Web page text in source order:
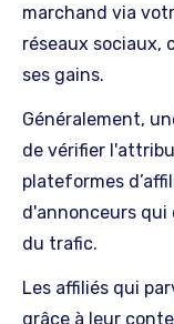
marchand via
réseaux sociaux,
ses gains.
Généralement,
de vérifier
plateformes
d'annonceurs qui
du trafic.
Les affiliés qui
grâce à leur